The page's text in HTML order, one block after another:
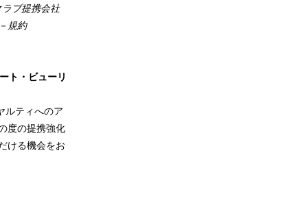
ラブ提携会社
規約
ト・ビューリ
ルティへのア
度の提携強化
ける機会をお